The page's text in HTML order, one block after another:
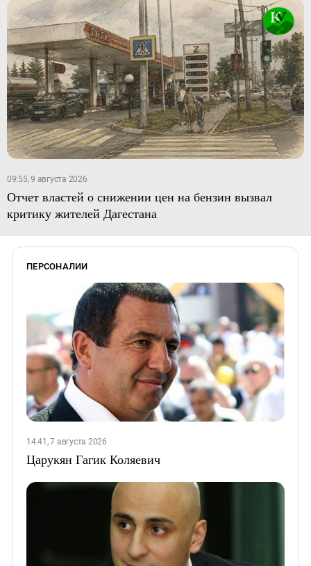
09:55, 9 августа 2026
Отчет властей о снижении цен на бензин вызвал
критику жителей Дагестана
ПЕРСОНАЛИИ
14:41, 7 августа 2026
Царукян Гагик Коляевич